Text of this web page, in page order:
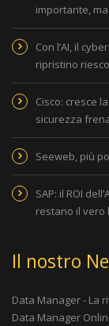
importante,
Con l’AI, il
ripristino
Cisco: cresce
sicurezza
Seeweb, più
SAP: il ROI
restano il vero
Il nostro
Data Manager - La
Data Manager